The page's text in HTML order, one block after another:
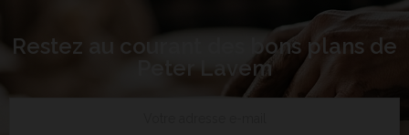
Restez au courant des bons plans de
Peter Lavem